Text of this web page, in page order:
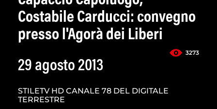
Costabile Carducci: convegno
presso l'Agorà dei Liberi
3273
29 agosto 2013
STILETV HD CANALE 78 DEL DIGITALE
TERRESTRE